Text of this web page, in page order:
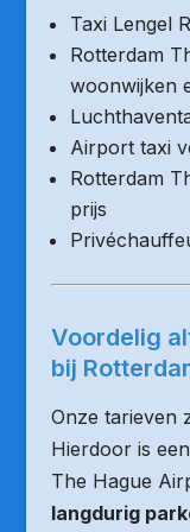
Taxi Lengel
Rotterdam
woonwijken
Airport taxi
Rotterdam
prijs
Voordelig
bij
Onze tarieven
Hierdoor is
The Hague
langdurig